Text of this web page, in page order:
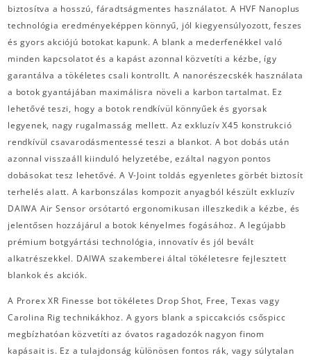
biztosítva a hosszú, fáradtságmentes használatot. A HVF Nanoplus
technológia eredményeképpen könnyű, jól kiegyensúlyozott, feszes
és gyors akciójú botokat kapunk. A blank a mederfenékkel való
minden kapcsolatot és a kapást azonnal közvetíti a kézbe, így
garantálva a tökéletes csali kontrollt. A nanorészecskék használata
a botok gyantájában maximálisra növeli a karbon tartalmat. Ez
lehetővé teszi, hogy a botok rendkívül könnyűek és gyorsak
legyenek, nagy rugalmasság mellett. Az exkluzív X45 konstrukció
rendkívül csavarodásmentessé teszi a blankot. A bot dobás után
azonnal visszaáll kiinduló helyzetébe, ezáltal nagyon pontos
dobásokat tesz lehetővé. A V-Joint toldás egyenletes görbét biztosít
terhelés alatt. A karbonszálas kompozit anyagból készült exkluzív
DAIWA Air Sensor orsótartó ergonomikusan illeszkedik a kézbe, és
jelentősen hozzájárul a botok kényelmes fogásához. A legújabb
prémium botgyártási technológia, innovatív és jól bevált
alkatrészekkel. DAIWA szakemberei által tökéletesre fejlesztett
blankok és akciók.
A Prorex XR Finesse bot tökéletes Drop Shot, Free, Texas vagy
Carolina Rig technikákhoz. A gyors blank a spiccakciós csőspicc
megbízhatóan közvetíti az óvatos ragadozók nagyon finom
kapásait is. Ez a tulajdonság különösen fontos rák, vagy súlytalan